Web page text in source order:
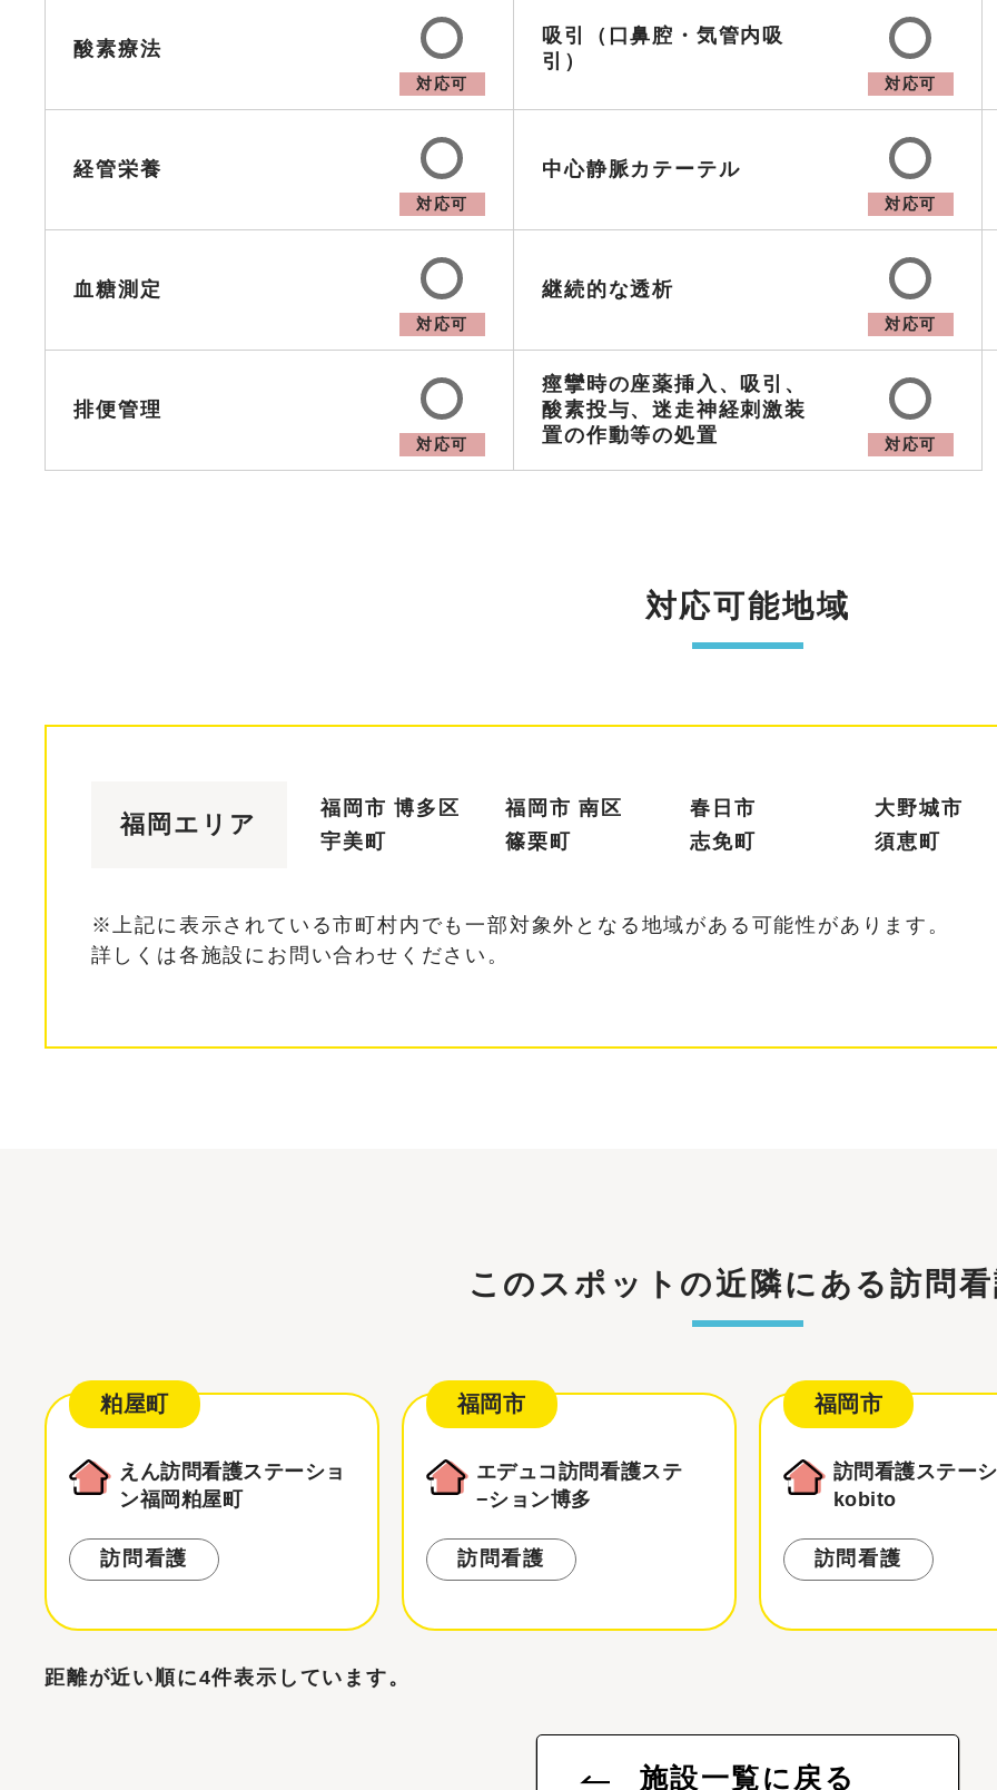
酸素療法
対応可
吸引（口鼻腔・気管内吸
引）
対応可
経管栄養
対応可
中心静脈カテーテル
対応可
血糖測定
対応可
継続的な透析
対応可
排便管理
対応可
痙攣時の座薬挿入、吸引、
酸素投与、迷走神経刺激装
置の作動等の処置
対応可
対応可能地域
福岡エリア
福岡市 博多区 福岡市 南区 春日市
大野城市
宇美町
篠栗町 志免町 須恵町
※上記に表示されている市町村内でも一部対象外となる地域がある可能性があります。
詳しくは各施設にお問い合わせください。
このスポットの近隣にある訪問
えん訪問看護ステーショ
ン福岡粕屋町
粕屋町
訪問看護
エデュコ訪問看護ステ
−ション博多
福岡市
訪問看護
訪問看護ステー
kobito
福岡市
訪問看護
距離が近い順に4件表示しています。
施設一覧に戻る